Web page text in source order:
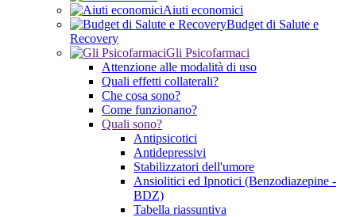
Aiuti economici
Budget di Salute e
Recovery
Gli Psicofarmaci
Attenzione alle modalità di uso
Quali effetti collaterali?
Che cosa sono?
Come funzionano?
Quali sono?
Antipsicotici
Antidepressivi
Stabilizzatori dell'umore
Ansiolitici ed Ipnotici (Benzodiazepine -
BDZ)
Tabella riassuntiva